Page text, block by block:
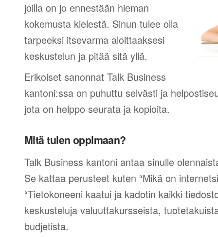
joilla on jo ennestään hieman
kokemusta kielestä. Sinun tulee olla
tarpeeksi itsevarma aloittaaksesi
keskustelun ja pitää sitä yllä.
Erikoiset sanonnat Talk Business
kantoni:ssa on puhuttu selvästi ja
jota on helppo seurata ja kopioita.
Mitä tulen oppimaan?
Talk Business kantoni antaa sinulle
Se kattaa perusteet kuten “Mikä on
“Tietokoneeni kaatui ja kadotin kaikki
keskusteluja valuuttakursseista,
budjetista.